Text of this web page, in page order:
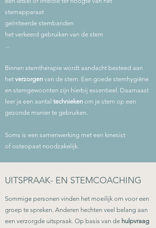
stemapparaat
geïrriteerde stembanden
het verkeerd gebruiken van de stem
...
Binnen stemtherapie wordt aandacht besteed aan
het verzorgen van de stem. Een goede stemhygiëne
en stemgewoonten zijn hierbij essentieel. Daarnaast
leer je een aantal technieken om je stem op een
gezonde manier te gebruiken.
Soms is een samenwerking met een kinesist
of osteopaat noodzakelijk.
UITSPRAAK- EN STEMCOACHING
Sommige personen vinden het moeilijk om voor een
groep te spreken. Anderen hechten veel belang aan
een verzorgde uitspraak. Op basis van de hulpvraag